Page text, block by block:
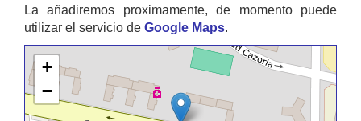
La añadiremos proximamente, de momento puede
utilizar el servicio de Google Maps.
+
−